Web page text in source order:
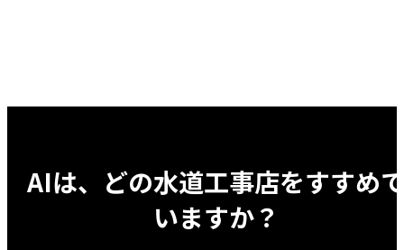
AIは、どの水道工事店をすすめ
いますか？